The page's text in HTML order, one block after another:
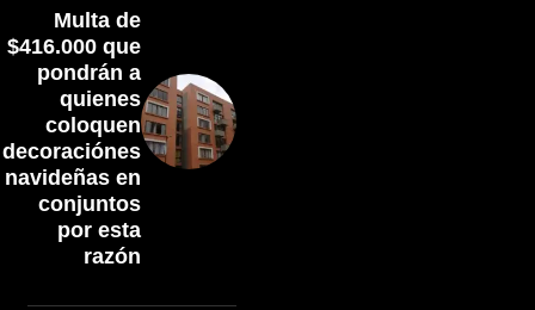
Multa de
$416.000 que
pondrán a
quienes
coloquen
decoraciónes
navideñas en
conjuntos
por esta
razón